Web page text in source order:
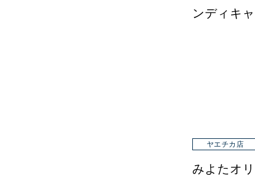
ンディキ
ヤエチカ店
みよたオ